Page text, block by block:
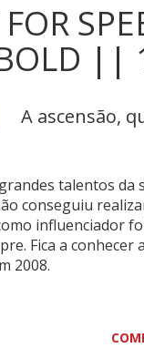
||
A ascensão,
talentos da
conseguiu
influenciador
Fica a conhecer
2008.